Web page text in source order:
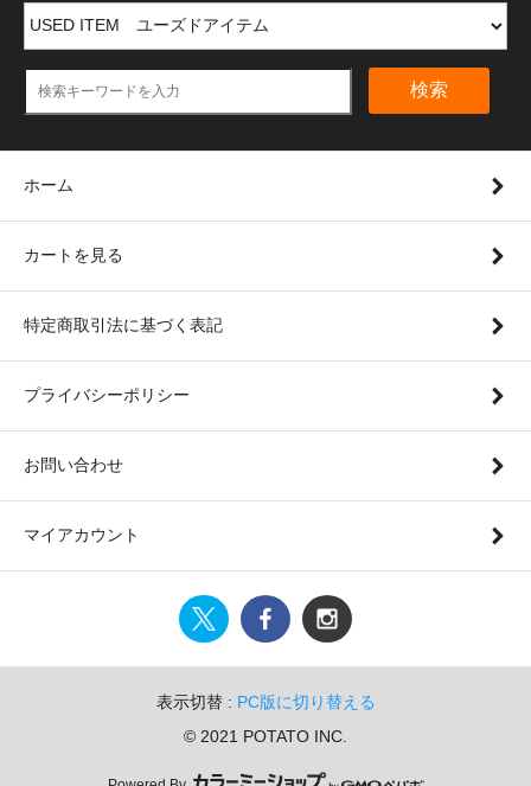
検索
ホーム
カートを見る
特定商取引法に基づく表記
プライバシーポリシー
お問い合わせ
マイアカウント
表示切替 : PC版に切り替える
© 2021 POTATO INC.